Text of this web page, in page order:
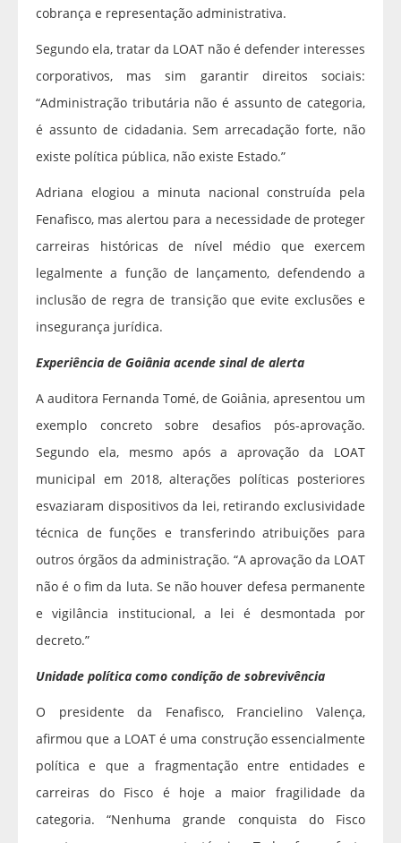
cobrança e representação administrativa.
Segundo ela, tratar da LOAT não é defender interesses
corporativos, mas sim garantir direitos sociais:
“Administração tributária não é assunto de categoria,
é assunto de cidadania. Sem arrecadação forte, não
existe política pública, não existe Estado.”
Adriana elogiou a minuta nacional construída pela
Fenafisco, mas alertou para a necessidade de proteger
carreiras históricas de nível médio que exercem
legalmente a função de lançamento, defendendo a
inclusão de regra de transição que evite exclusões e
insegurança jurídica.
Experiência de Goiânia acende sinal de alerta
A auditora Fernanda Tomé, de Goiânia, apresentou um
exemplo concreto sobre desafios pós-aprovação.
Segundo ela, mesmo após a aprovação da LOAT
municipal em 2018, alterações políticas posteriores
esvaziaram dispositivos da lei, retirando exclusividade
técnica de funções e transferindo atribuições para
outros órgãos da administração. “A aprovação da LOAT
não é o fim da luta. Se não houver defesa permanente
e vigilância institucional, a lei é desmontada por
decreto.”
Unidade política como condição de sobrevivência
O presidente da Fenafisco, Francielino Valença,
afirmou que a LOAT é uma construção essencialmente
política e que a fragmentação entre entidades e
carreiras do Fisco é hoje a maior fragilidade da
categoria. “Nenhuma grande conquista do Fisco